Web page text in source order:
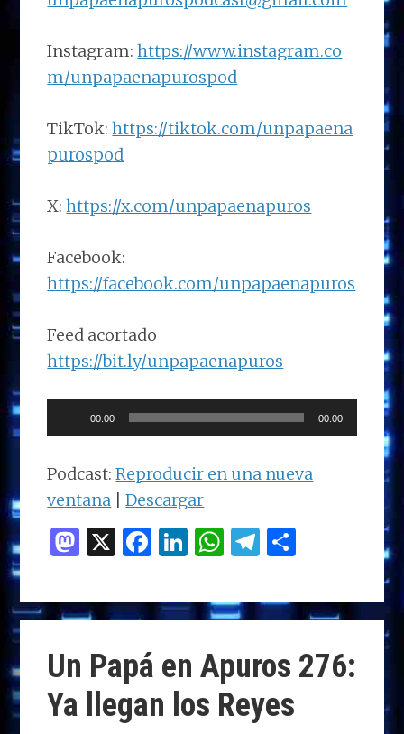
Instagram:https://www.instagram.co
m/unpapaenapurospod
TikTok:https://tiktok.com/unpapaena
purospod
X:https://x.com/unpapaenapuros
Facebook:
https://facebook.com/unpapaenapuros
Feed acortado
https://bit.ly/unpapaenapuros
Reproductor
de
audio
00:00 00:00
Podcast:Reproducir en una nueva
ventana |Descargar
M
to
d
o
n
X F
ce
b
o
o
k
Li
k
e
dI
n
W
at
s
A
p
p
T
e
g
ra
m
m
p
ar
ti
Un Papá en Apuros 276:
Ya llegan los Reyes